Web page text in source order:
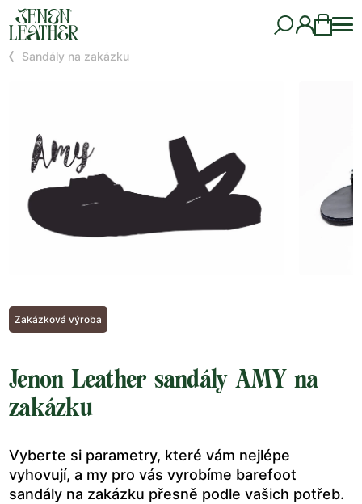
Sandály na zakázku
Zakázková výroba
Jenon Leather sandály AMY na
zakázku
Vyberte si parametry, které vám nejlépe
vyhovují, a my pro vás vyrobíme barefoot
sandály na zakázku přesně podle vašich potřeb.